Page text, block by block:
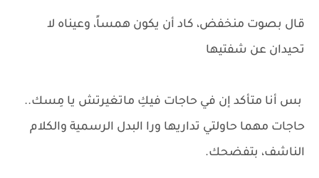
قال بصوت منخفض، كاد أن يكون همساً، وعيناه لا
تحيدان عن شفتيها
بس أنا متأكد إن في حاجات فيكِ ماتغيرتش يا مِسك..
حاجات مهما حاولتي تداريها ورا البدل الرسمية والكلام
الناشف، بتفضحك.